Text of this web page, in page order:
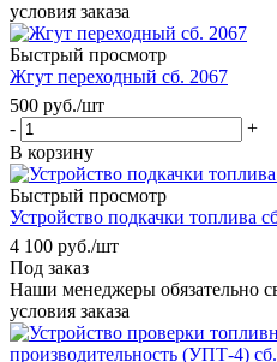
условия заказа
Быстрый просмотр
Жгут переходный сб. 2067
500 руб./шт
-
+
В корзину
Быстрый просмотр
Устройство подкачки топлива
4 100 руб./шт
Под заказ
Наши менеджеры обязательно
условия заказа